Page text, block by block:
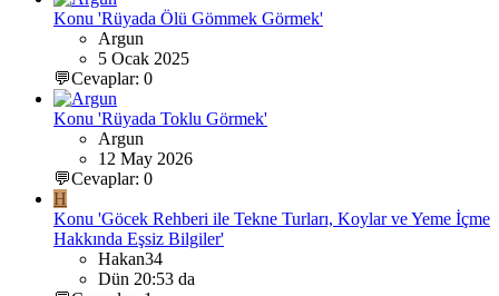
Konu 'Rüyada Ölü Gömmek Görmek'
Argun
5 Ocak 2025
💬Cevaplar: 0
Konu 'Rüyada Toklu Görmek'
Argun
12 May 2026
💬Cevaplar: 0
H
Konu 'Göcek Rehberi ile Tekne Turları, Koylar ve Yeme İçme
Hakkında Eşsiz Bilgiler'
Hakan34
Dün 20:53 da